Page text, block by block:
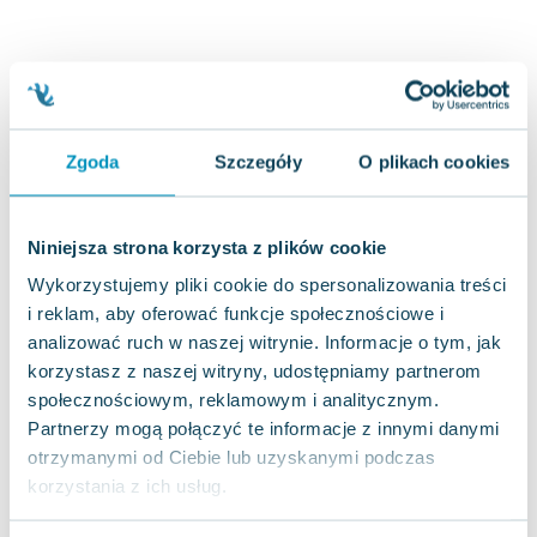
Zgoda Szczegóły O plikach cookies
Niniejsza strona korzysta z plików cookie
Wykorzystujemy pliki cookie do spersonalizowania treści
i reklam, aby oferować funkcje społecznościowe i
analizować ruch w naszej witrynie. Informacje o tym, jak
korzystasz z naszej witryny, udostępniamy partnerom
społecznościowym, reklamowym i analitycznym.
Partnerzy mogą połączyć te informacje z innymi danymi
otrzymanymi od Ciebie lub uzyskanymi podczas
korzystania z ich usług.
Aleksander Puszkin
Oscar Wilde
Maddie Ziegler
Leszek Czarnecki
Janina Zającówna
Eric Helms
Nela Mała Reporterka
Agnieszka Maciąg
Barbara Wrzesińska
Terry Pratchett
Virginia Woolf